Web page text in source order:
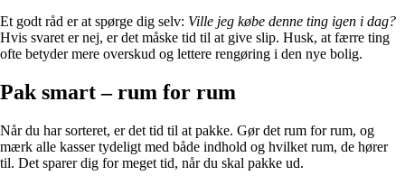
Et godt råd er at spørge dig selv: Ville jeg købe denne ting igen i dag?
Hvis svaret er nej, er det måske tid til at give slip. Husk, at færre ting
ofte betyder mere overskud og lettere rengøring i den nye bolig.
Pak smart – rum for rum
Når du har sorteret, er det tid til at pakke. Gør det rum for rum, og
mærk alle kasser tydeligt med både indhold og hvilket rum, de hører
til. Det sparer dig for meget tid, når du skal pakke ud.